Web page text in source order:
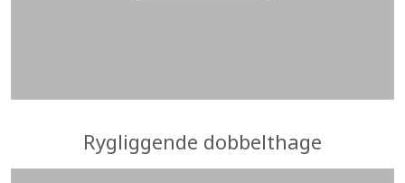
​Rygliggende dobbelthage